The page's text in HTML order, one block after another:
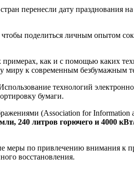
перенесли дату празднования
поделиться личным опытом
как и с помощью каких
миру к современным безбумажным
технологий
бумаги.
(Association for Information
240 литров горючего и 4000
по привлечению внимания к
восстановления.